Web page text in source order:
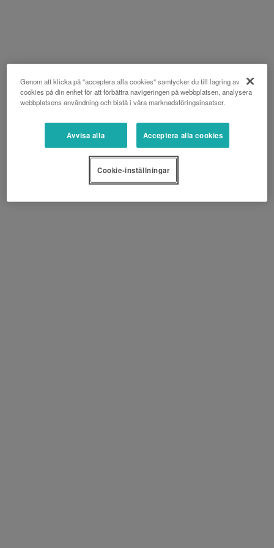
Genom att klicka på "acceptera alla cookies" samtycker du till lagring av
cookies på din enhet för att förbättra navigeringen på webbplatsen, analysera
webbplatsens användning och bistå i våra marknadsföringsinsatser.
Avvisa alla Acceptera alla cookies
Cookie-inställningar